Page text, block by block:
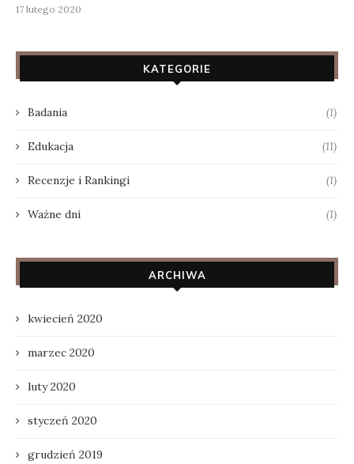
17 lutego 2020
KATEGORIE
Badania (1)
Edukacja (11)
Recenzje i Rankingi (1)
Ważne dni (1)
ARCHIWA
kwiecień 2020
marzec 2020
luty 2020
styczeń 2020
grudzień 2019